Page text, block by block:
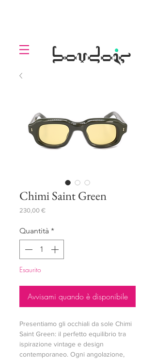
boudoir
.
Chimi Saint Green
230,00 €Prezzo
Quantità *
Esaurito
Avvisami quando è disponibile
Presentiamo gli occhiali da sole Chimi
Saint Green: il perfetto equilibrio tra
ispirazione vintage e design
contemporaneo. Ogni angolazione,